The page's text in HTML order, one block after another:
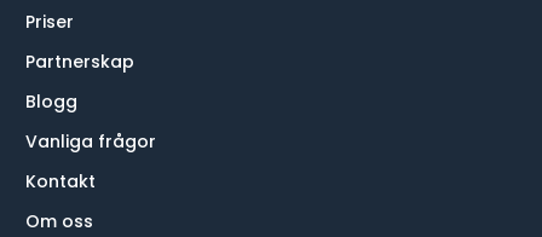
Priser
Partnerskap
Blogg
Vanliga frågor
Kontakt
Om oss